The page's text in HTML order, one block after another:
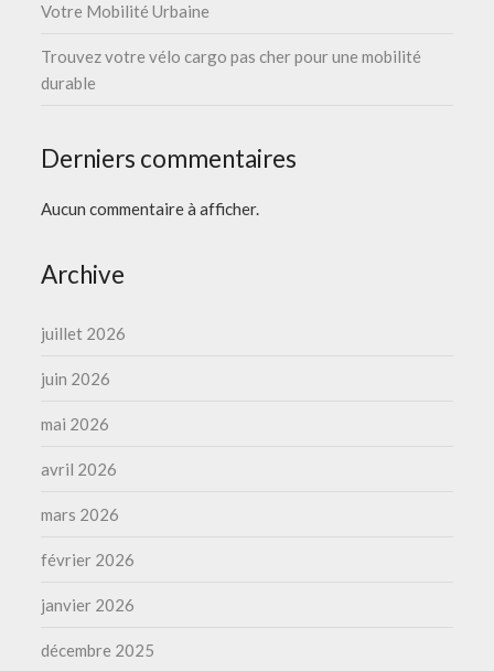
Votre Mobilité Urbaine
Trouvez votre vélo cargo pas cher pour une mobilité
durable
Derniers commentaires
Aucun commentaire à afficher.
Archive
juillet 2026
juin 2026
mai 2026
avril 2026
mars 2026
février 2026
janvier 2026
décembre 2025